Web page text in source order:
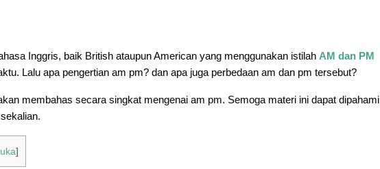
Inggris, baik British ataupun American yang menggunakan istilah AM dan PM
Lalu apa pengertian am pm? dan apa juga perbedaan am dan pm tersebut?
membahas secara singkat mengenai am pm. Semoga materi ini dapat dipahami
]